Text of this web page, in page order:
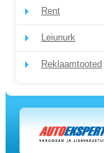
Rent
Leiunurk
Reklaamtooted